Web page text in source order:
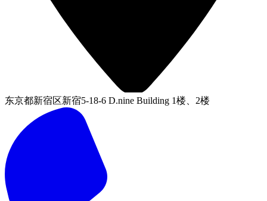
东京都新宿区新宿5-18-6 D.nine Building 1楼、2楼